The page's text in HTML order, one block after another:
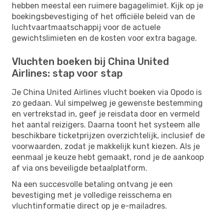
hebben meestal een ruimere bagagelimiet. Kijk op je
boekingsbevestiging of het officiële beleid van de
luchtvaartmaatschappij voor de actuele
gewichtslimieten en de kosten voor extra bagage.
Vluchten boeken bij China United
Airlines: stap voor stap
Je China United Airlines vlucht boeken via Opodo is
zo gedaan. Vul simpelweg je gewenste bestemming
en vertrekstad in, geef je reisdata door en vermeld
het aantal reizigers. Daarna toont het systeem alle
beschikbare ticketprijzen overzichtelijk, inclusief de
voorwaarden, zodat je makkelijk kunt kiezen. Als je
eenmaal je keuze hebt gemaakt, rond je de aankoop
af via ons beveiligde betaalplatform.
Na een succesvolle betaling ontvang je een
bevestiging met je volledige reisschema en
vluchtinformatie direct op je e-mailadres.